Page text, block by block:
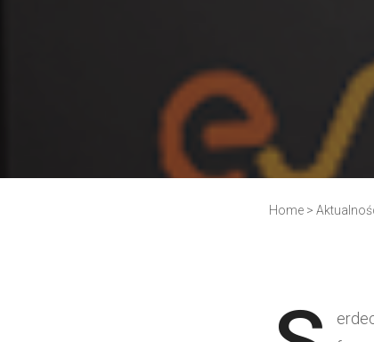
Home >